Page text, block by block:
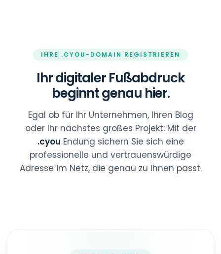
IHRE .CYOU-DOMAIN REGISTRIEREN
Ihr digitaler Fußabdruck
beginnt genau hier.
Egal ob für Ihr Unternehmen, Ihren Blog
oder Ihr nächstes großes Projekt: Mit der
.cyou Endung sichern Sie sich eine
professionelle und vertrauenswürdige
Adresse im Netz, die genau zu Ihnen passt.